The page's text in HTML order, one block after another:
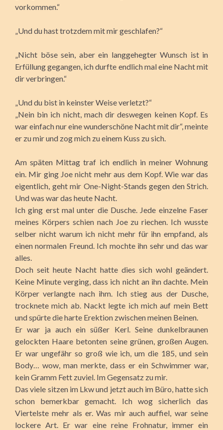
vorkommen.“
„Und du hast trotzdem mit mir geschlafen?“
„Nicht böse sein, aber ein langgehegter Wunsch ist in
Erfüllung gegangen, ich durfte endlich mal eine Nacht mit
dir verbringen.“
„Und du bist in keinster Weise verletzt?“
„Nein bin ich nicht, mach dir deswegen keinen Kopf. Es
war einfach nur eine wunderschöne Nacht mit dir“, meinte
er zu mir und zog mich zu einem Kuss zu sich.
Am späten Mittag traf ich endlich in meiner Wohnung
ein. Mir ging Joe nicht mehr aus dem Kopf. Wie war das
eigentlich, geht mir One-Night-Stands gegen den Strich.
Und was war das heute Nacht.
Ich ging erst mal unter die Dusche. Jede einzelne Faser
meines Körpers schien nach Joe zu riechen. Ich wusste
selber nicht warum ich nicht mehr für ihn empfand, als
einen normalen Freund. Ich mochte ihn sehr und das war
alles.
Doch seit heute Nacht hatte dies sich wohl geändert.
Keine Minute verging, dass ich nicht an ihn dachte. Mein
Körper verlangte nach ihm. Ich stieg aus der Dusche,
trocknete mich ab. Nackt legte ich mich auf mein Bett
und spürte die harte Erektion zwischen meinen Beinen.
Er war ja auch ein süßer Kerl. Seine dunkelbraunen
gelockten Haare betonten seine grünen, großen Augen.
Er war ungefähr so groß wie ich, um die 185, und sein
Body… wow, man merkte, dass er ein Schwimmer war,
kein Gramm Fett zuviel. Im Gegensatz zu mir.
Das viele sitzen im Lkw und jetzt auch im Büro, hatte sich
schon bemerkbar gemacht. Ich wog sicherlich das
Viertelste mehr als er. Was mir auch auffiel, war seine
lockere Art. Er war eine reine Frohnatur, immer ein